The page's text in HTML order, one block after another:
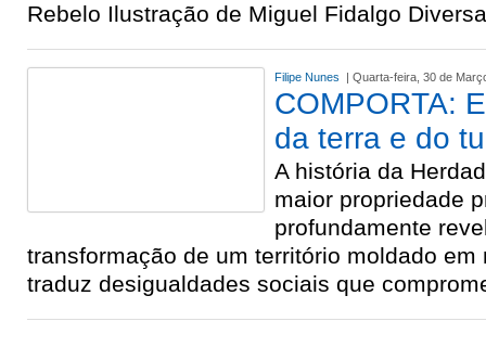
Rebelo Ilustração de Miguel Fidalgo
Filipe Nunes | Quarta-feira, 30 de
COMPORTA:
da terra e do
A história da
maior propriedade
profundamente
transformação de um território moldado em
traduz desigualdades sociais que